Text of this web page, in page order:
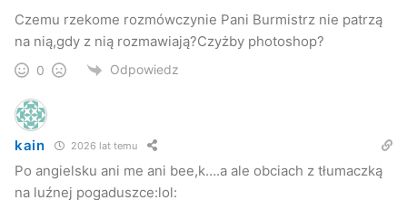
Czemu rzekome rozmówczynie Pani Burmistrz nie patrzą
na nią,gdy z nią rozmawiają?Czyżby photoshop?
0 Odpowiedz
kain 2026 lat temu
Po angielsku ani me ani bee,k….a ale obciach z tłumaczką
na luźnej pogaduszce:lol: